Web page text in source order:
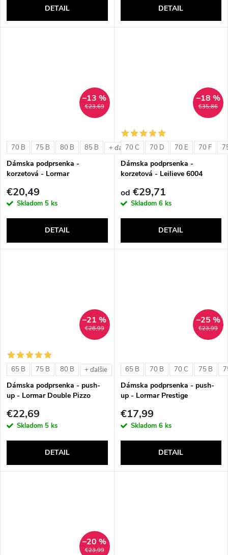
DETAIL DETAIL
€23,69
–13 %
70 B 75 B 80 B 85 B + ďalšie
Dámska podprsenka -
korzetová - Lormar
€20,49
Skladom 5 ks
DETAIL
€35,86
–18 %
70 C 70 D 70 E 70 F
Dámska podprsenka -
korzetová - Leilieve 6004
od €29,71
Skladom 6 ks
DETAIL
€28,99
–21 %
65 B 75 B 80 B + ďalšie
Dámska podprsenka - push-
up - Lormar Double Pizzo
€22,69
Skladom 5 ks
DETAIL
€23,99
–25 %
65 B 70 B 70 C 75 B
Dámska podprsenka - push-
up - Lormar Prestige
€17,99
Skladom 6 ks
DETAIL
€23,99
–20 %